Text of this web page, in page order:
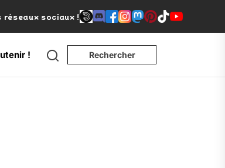
sociaux !
! Search Rechercher